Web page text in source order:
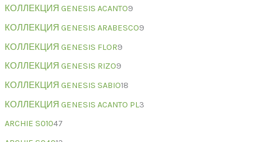
КОЛЛЕКЦИЯ GENESIS ACANTO9
КОЛЛЕКЦИЯ GENESIS ARABESCO9
КОЛЛЕКЦИЯ GENESIS FLOR9
КОЛЛЕКЦИЯ GENESIS RIZO9
КОЛЛЕКЦИЯ GENESIS SABIO18
КОЛЛЕКЦИЯ GENESIS ACANTO PL3
ARCHIE S01047